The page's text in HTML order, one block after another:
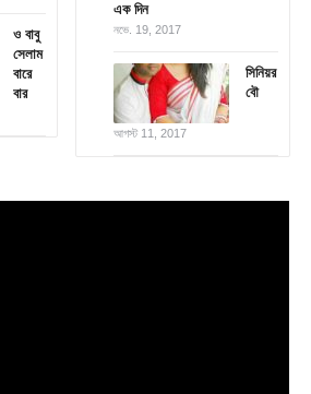
ও বাবু
সেলাম
বারে
বার
এক দিন
নভে. 19, 2017
সিনিয়র
বৌ
আগস্ট 11, 2017